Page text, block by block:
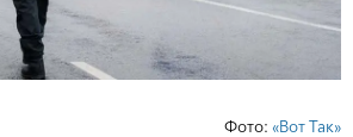
Фото: «Вот Так»